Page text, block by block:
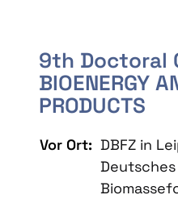
9th Doctoral
BIOENERGY
PRODUCTS
Vor Ort: DBFZ in
Deutsches